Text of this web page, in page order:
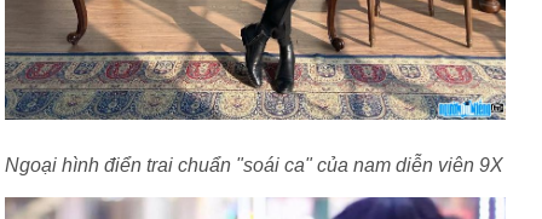
Ngoại hình điển trai chuẩn "soái ca" của nam diễn viên 9X